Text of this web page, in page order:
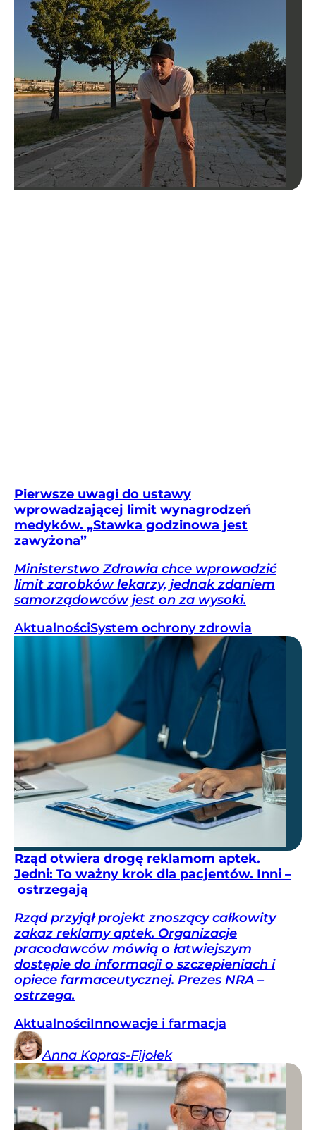
Pierwsze uwagi do ustawy
wprowadzającej limit wynagrodzeń
medyków. „Stawka godzinowa jest
zawyżona”
Ministerstwo Zdrowia chce wprowadzić
limit zarobków lekarzy, jednak zdaniem
samorządowców jest on za wysoki.
AktualnościSystem ochrony zdrowia
Rząd otwiera drogę reklamom aptek.
Jedni: To ważny krok dla pacjentów. Inni –
ostrzegają
Rząd przyjął projekt znoszący całkowity
zakaz reklamy aptek. Organizacje
pracodawców mówią o łatwiejszym
dostępie do informacji o szczepieniach i
opiece farmaceutycznej. Prezes NRA –
ostrzega.
AktualnościInnowacje i farmacja
Anna Kopras-Fijołek